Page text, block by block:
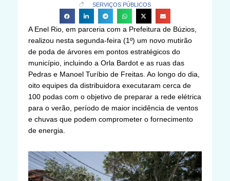
SERVIÇOS PÚBLICOS
A Enel Rio, em parceria com a Prefeitura de Búzios,
realizou nesta segunda-feira (1º) um novo mutirão
de poda de árvores em pontos estratégicos do
município, incluindo a Orla Bardot e as ruas das
Pedras e Manoel Turíbio de Freitas. Ao longo do dia,
oito equipes da distribuidora executaram cerca de
100 podas com o objetivo de preparar a rede elétrica
para o verão, período de maior incidência de ventos
e chuvas que podem comprometer o fornecimento
de energia.